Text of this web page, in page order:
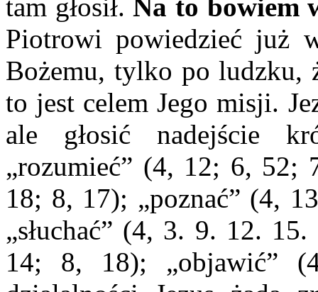
tam głosił.Na to bowiem
Piotrowi powiedzieć już
Bożemu, tylko po ludzku,
to jest celem Jego misji.
ale głosić nadejście
„rozumieć” (4, 12; 6, 52;
18; 8, 17); „poznać” (4,
„słuchać” (4, 3. 9. 12.
14; 8, 18); „objawić”